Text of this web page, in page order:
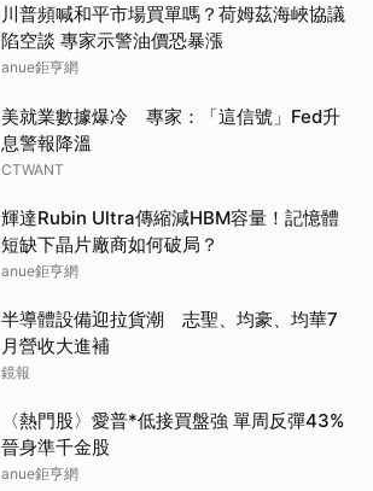
川普頻喊和平市場買單嗎？荷姆茲海峽協議
陷空談 專家示警油價恐暴漲
anue鉅亨網
美就業數據爆冷 專家：「這信號」Fed升
息警報降溫
CTWANT
輝達Rubin Ultra傳縮減HBM容量！記憶體
短缺下晶片廠商如何破局？
anue鉅亨網
半導體設備迎拉貨潮 志聖、均豪、均華7
月營收大進補
鏡報
〈熱門股〉愛普*低接買盤強 單周反彈43%
晉身準千金股
anue鉅亨網